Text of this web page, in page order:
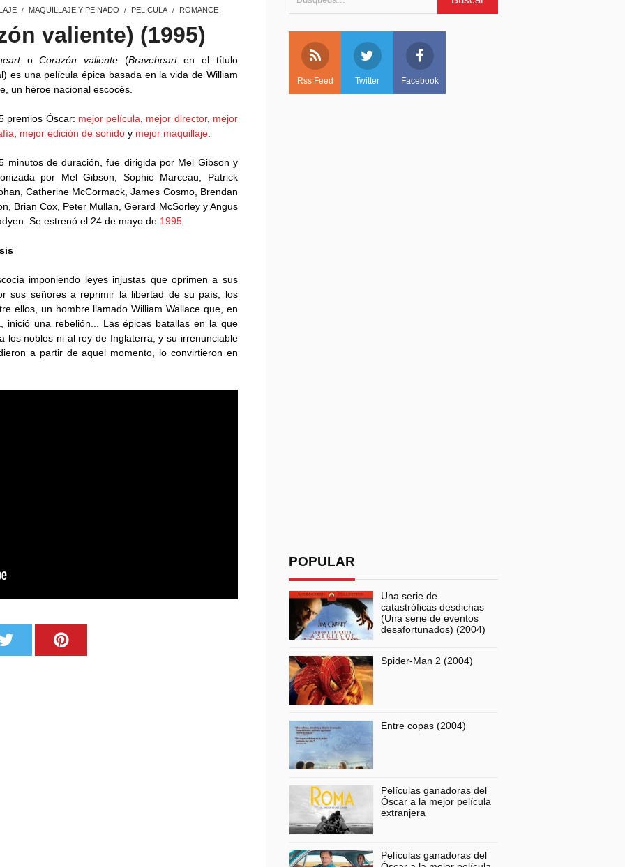
/ MAQUILLAJE Y PEINADO / PELICULA / ROMANCE
valiente) (1995)
oCorazón valiente (Bravehearten el título
es una película épica basada en la vida de William
un héroe nacional escocés.
premios Óscar: mejor película mejor director, mejor
mejor edición de sonido y mejor maquillaje
minutos de duración, fue dirigida por Mel Gibson y
por Mel Gibson, Sophie Marceau, Patrick
Catherine McCormack, James Cosmo, Brendan
Brian Cox, Peter Mullan, Gerard McSorley y Angus
Se estrenó el 24 de mayo de 1995
imponiendo leyes injustas que oprimen a sus
sus señores a reprimir la libertad de su país, los
ellos, un hombre llamado William Wallace que, en
inició una rebelión... Las épicas batallas en la que
los nobles ni al rey de Inglaterra, y su irrenunciable
a partir de aquel momento, lo convirtieron en
Rss Feed Twitter Facebook
POPULAR
Una serie de
catastróficas desdichas
(Una serie de eventos
desafortunados) (2004)
Spider-Man 2 (2004)
Entre copas (2004)
Películas ganadoras del
Óscar a la mejor película
extranjera
Películas ganadoras del